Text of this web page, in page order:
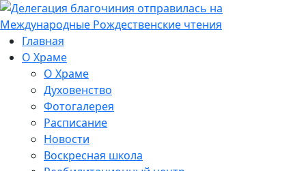
Главная
О Храме
О Храме
Духовенство
Фотогалерея
Расписание
Новости
Воскресная школа